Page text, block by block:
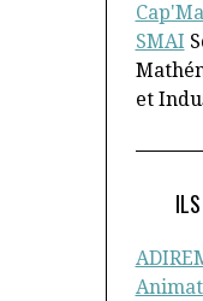
SMAI
et